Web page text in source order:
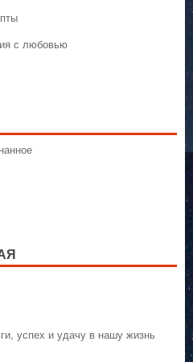
с любовью
успех и удачу в нашу жизнь